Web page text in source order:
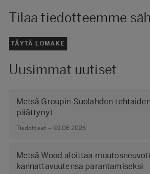
Tilaa tiedotteemme
TÄYTÄ LOMAKE
Uusimmat uutiset
Metsä Groupin Suolahden
päättynyt
Tiedotteet – 01.06.2026
Metsä Wood aloittaa
kannattavuutensa parantamiseksi